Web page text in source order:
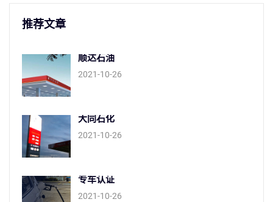
推荐文章
顺达石油
2021-10-26
大同石化
2021-10-26
专车认证
2021-10-26